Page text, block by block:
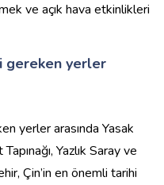
ve açık hava etkinlikleri
gereken yerler
yerler arasında Yasak
Yazlık Saray ve
Çin’in en önemli tarihi